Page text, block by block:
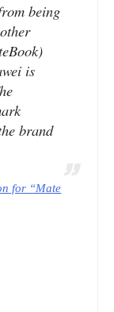
being
is
brand
for “Mate